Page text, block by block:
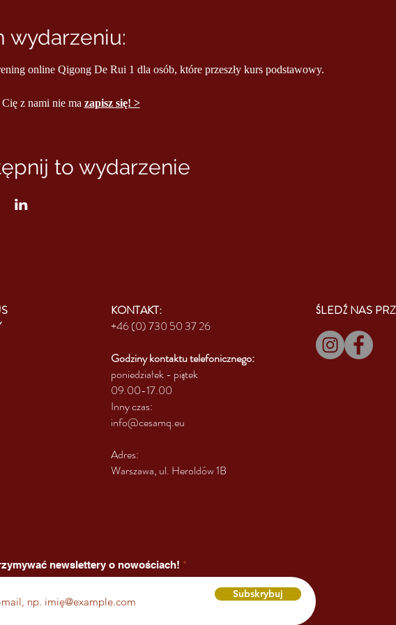
wydarzeniu:
online Qigong De Rui 1 dla osób, które przeszły kurs podstawowy.
Cię z nami nie ma zapisz się! >
to wydarzenie
KONTAKT:
+46 (0) 730 50 37 26
Godziny kontaktutelefonicznego:
poniedziałek - piątek
09.00-17.00
Inny czas:
info@cesamq.eu
Adres:
Warszawa, ul. Heroldów 1B
ŚLEDŹ NAS
newslettery o nowościach!
Subskrybuj